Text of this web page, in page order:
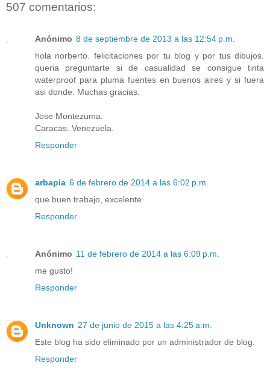
507 comentarios:
Anónimo 8 de septiembre de 2013 a las 12:54 p.m.
hola norberto. felicitaciones por tu blog y por tus dibujos.
queria preguntarte si de casualidad se consigue tinta
waterproof para pluma fuentes en buenos aires y si fuera
asi donde. Muchas gracias.
Jose Montezuma.
Caracas. Venezuela.
Responder
arbapia 6 de febrero de 2014 a las 6:02 p.m.
que buen trabajo, excelente
Responder
Anónimo 11 de febrero de 2014 a las 6:09 p.m.
me gusto!
Responder
Unknown 27 de junio de 2015 a las 4:25 a.m.
Este blog ha sido eliminado por un administrador de blog.
Responder